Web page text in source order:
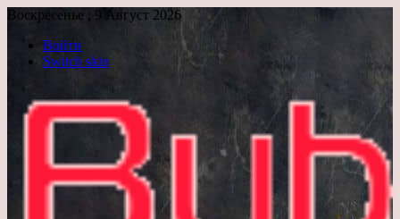
Воскресенье , 9 Август 2026
Войти
Switch skin